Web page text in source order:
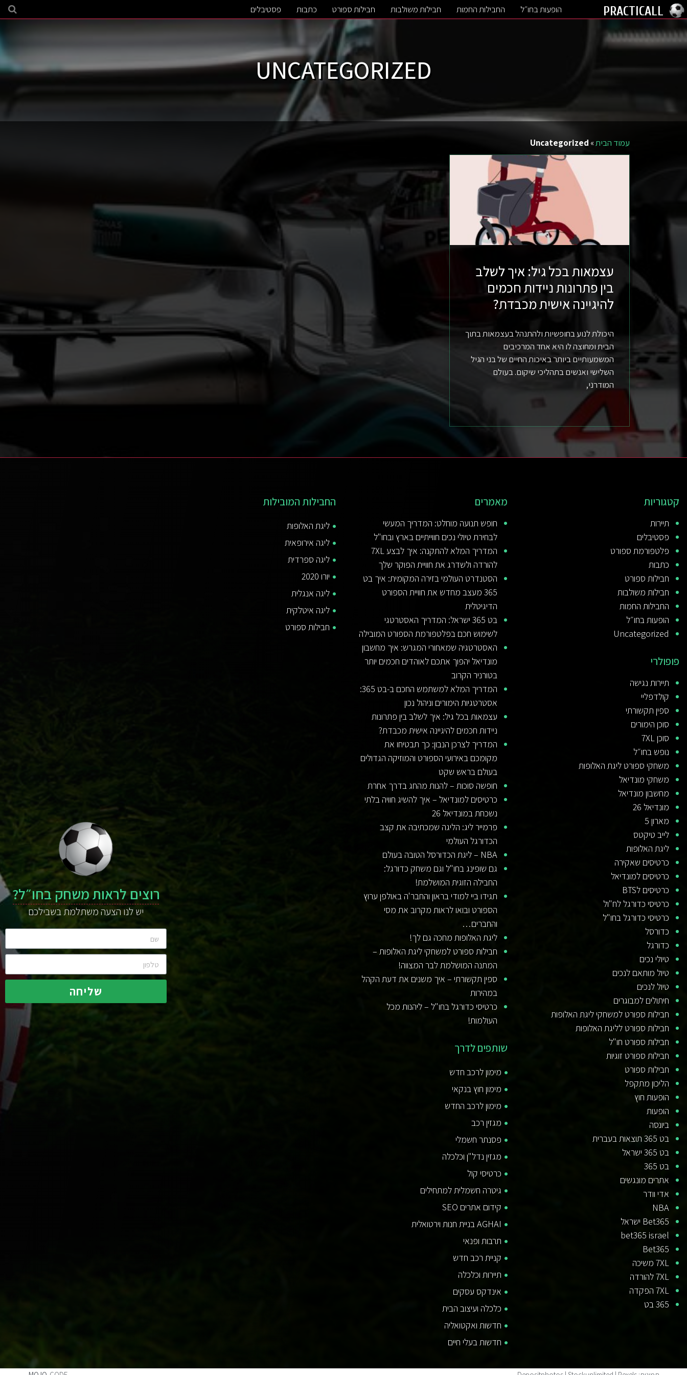
PRACTICALL הופעות בחו״ל החבילות החמות חבילות משולבות חבילות ספורט כתבות פסטיבלים
UNCATEGORIZED
עמוד הבית»
Uncategorized
עצמאות בכל גיל: איך לשלב
בין פתרונות ניידות חכמים
להיגיינה אישית מכבדת?
היכולת לנוע בחופשיות ולהתנהל בעצמאות בתוך
הבית ומחוצה לו היא אחד המרכיבים
המשמעותיים ביותר באיכות החיים של בני הגיל
השלישי ואנשים בתהליכי שיקום. בעולם
המודרני,
קטגוריות
תיירות
פסטיבלים
פלטפורמת ספורט
כתבות
חבילות ספורט
חבילות משולבות
החבילות החמות
הופעות בחו״ל
Uncategorized
פופולרי
תיירות נגישה
קולדפליי
ספין תקשורתי
סוכן הימורים
סוכן 7XL
נופש בחו״ל
משחקי ספורט ליגת האלופות
משחקי מונדיאל
מחשבון מונדיאל
מונדיאל 26
מארון 5
לייב טיקטס
ליגת האלופות
כרטיסים שאקירה
כרטיסים למונדיאל
כרטיסים לBTS
כרטיסי כדורגל לח"ול
כרטיסי כדורגל בחו"ל
כדורסל
כדורגל
טיולי נכים
טיול מותאם לנכים
טיול לנכים
חיתולים למבוגרים
חבילות ספורט למשחקי ליגת האלופות
חבילות ספורט לליגת האלופות
חבילות ספורט חו"ל
חבילות ספורט זוגיות
חבילות ספורט
הליכון מתקפל
הופעות חוץ
הופעות
ביונסה
בט 365 תוצאות בעברית
בט 365 ישראל
בט 365
אתרים מונגשים
אדי וודר
NBA
Bet365 ישראל
bet365 israel
Bet365
7XL משיכה
7XL להורדה
7XL הפקדה
365 בט
מאמרים
חופש תנועה מוחלט: המדריך המעשי
לבחירת טיולי נכים חווייתיים בארץ ובחו"ל
המדריך המלא להתקנה: איך לבצע 7XL
להורדה ולשדרג את חוויית הפוקר שלך
הסטנדרט העולמי בזירה המקומית: איך בט
365 מעצב מחדש את חוויית הספורט
הדיגיטלית
בט 365 ישראל: המדריך האסטרטגי
לשימוש חכם בפלטפורמת הספורט המובילה
האסטרטגיה שמאחורי המגרש: איך מחשבון
מונדיאל יהפוך אתכם לאוהדים חכמים יותר
בטורניר הקרוב
המדריך המלא למשתמש החכם ב-בט 365:
אסטרטגיות הימורים וניהול נכון
עצמאות בכל גיל: איך לשלב בין פתרונות
ניידות חכמים להיגיינה אישית מכבדת?
המדריך לצרכן הנבון: כך תבטיחו את
מקומכם באירועי הספורט והמוזיקה הגדולים
בעולם בראש שקט
חופשה סוכות – להנות מהחג בדרך אחרת
כרטיסים למונדיאל – איך להשיג חוויה בלתי
נשכחת במונדיאל 26
פרמייר ליג: הליגה שמכתיבה את קצב
הכדורגל העולמי
NBA – ליגת הכדורסל הטובה בעולם
גם שופינג בחו"ל וגם משחק כדורגל:
החבילה הזוגית המושלמת!
תגידו ביי למודי בראון והחבר'ה באולפן ערוץ
הספורט ובואו לראות מקרוב את מסי
והחברים…
ליגת האלופות מחכה גם לך!
חבילות ספורט למשחקי ליגת האלופות –
המתנה המושלמת לבר המצווה!
ספין תקשורתי – איך משנים את דעת הקהל
במהירות
כרטיסי כדורגל בחו"ל – ליהנות מכל
העולמות!
שותפים לדרך
מימון לרכב חדש
מימון חוץ בנקאי
מימון לרכב החדש
מגזין רכב
פסנתר חשמלי
מגזין נדל"ן וכלכלה
כרטיסי קול
גיטרה חשמלית למתחילים
קידום אתרים SEO
AGHAI בניית חנות וירטואלית
תרבות ופנאי
קניית רכב חדש
תיירות וכלכלה
אינדקס עסקים
כלכלה ועיצוב הבית
חדשות ואקטואליה
חדשות בעלי חיים
החבילות המובילות
ליגת האלופות
ליגה אירופאית
ליגה ספרדית
יורו 2020
ליגה אנגלית
ליגה איטלקית
חבילות ספורט
רוצים לראות משחק בחו״ל?
יש לנו הצעה משתלמת בשבילכם
שליחה